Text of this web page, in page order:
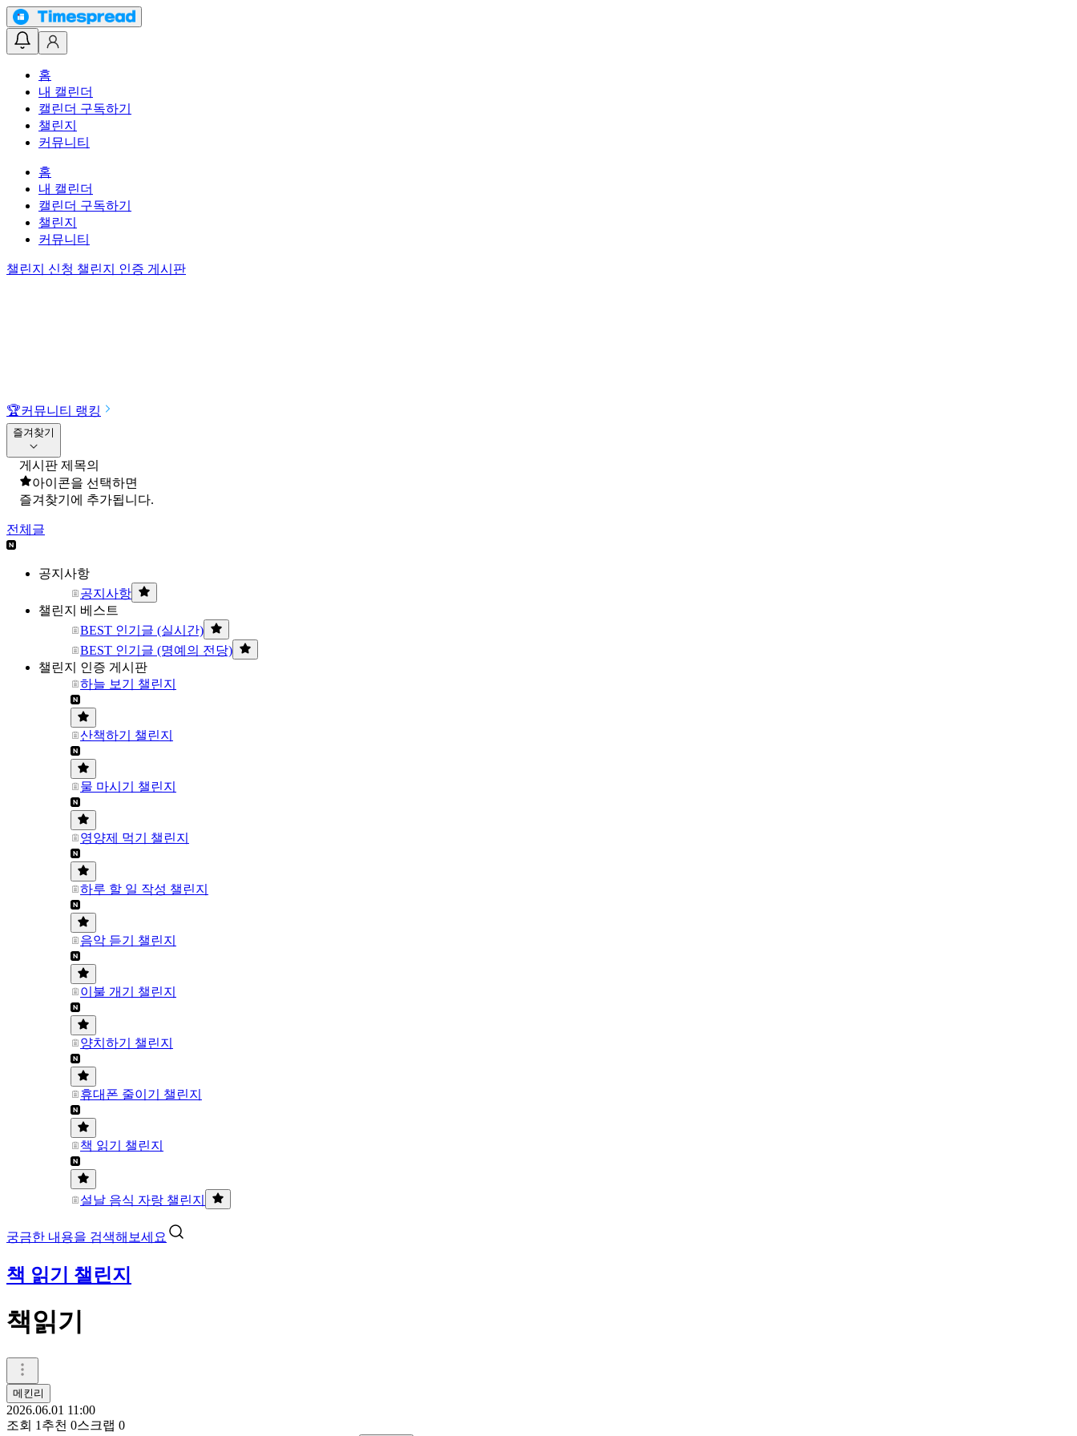
홈
내 캘린더
캘린더 구독하기
챌린지
커뮤니티
홈
내 캘린더
캘린더 구독하기
챌린지
커뮤니티
챌린지 신청 챌린지 인증 게시판
🏆커뮤니티 랭킹
즐겨찾기
게시판 제목의
아이콘을 선택하면
즐겨찾기에 추가됩니다.
전체글
공지사항
공지사항
챌린지 베스트
BEST 인기글 (실시간)
BEST 인기글 (명예의 전당)
챌린지 인증 게시판
하늘 보기 챌린지
산책하기 챌린지
물 마시기 챌린지
영양제 먹기 챌린지
하루 할 일 작성 챌린지
음악 듣기 챌린지
이불 개기 챌린지
양치하기 챌린지
휴대폰 줄이기 챌린지
책 읽기 챌린지
설날 음식 자랑 챌린지
궁금한 내용을 검색해보세요
책 읽기 챌린지
책읽기
메킨리
2026.06.01 11:00
조회 1 추천 0스크랩 0